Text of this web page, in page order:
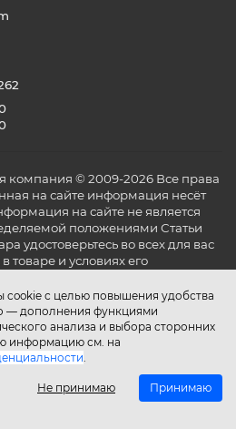
cookie с целью повышения удобства
— дополнения функциями
анализа и выбора сторонних
информацию см. на
.
Не принимаю Принимаю
компания © 2009-2026 Все права
на сайте информация несёт
на сайте не является
положениями Статьи
удостоверьтесь во всех для вас
товаре и условиях его